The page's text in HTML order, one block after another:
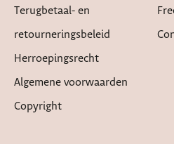
Terugbetaal- en
retourneringsbeleid
Herroepingsrecht
Algemene voorwaarden
Copyright